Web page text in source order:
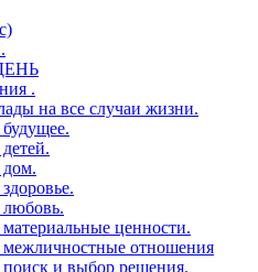
.
на все случаи жизни.
дом.
любовь.
ценности.
межличностные отношения
поиск и выбор решения.